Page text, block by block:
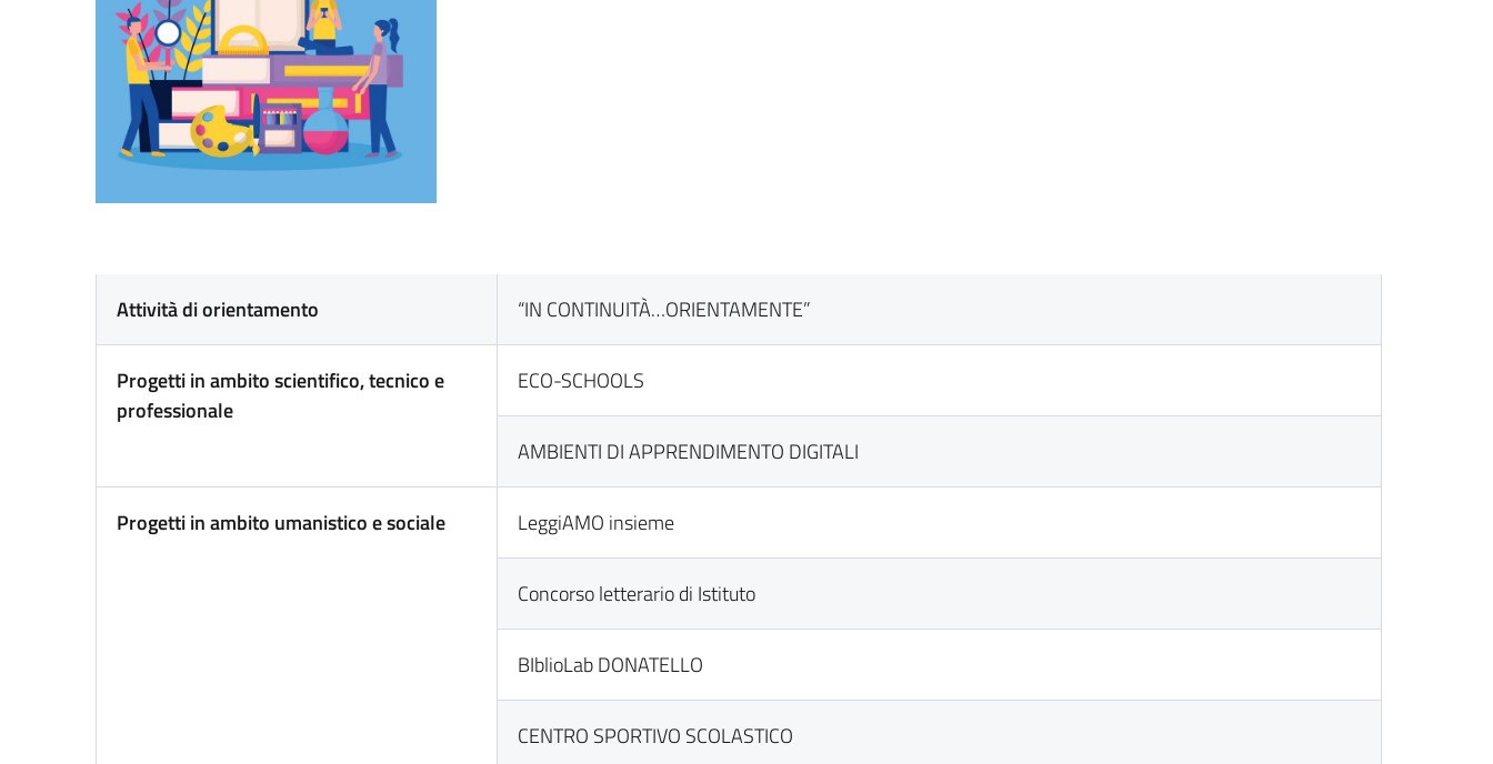
Attività di orientamento “IN CONTINUITÀ…ORIENTAMENTE”
Progetti in ambito scientifico, tecnico e
professionale
ECO-SCHOOLS
AMBIENTI DI APPRENDIMENTO DIGITALI
Progetti in ambito umanistico e sociale LeggiAMO insieme
Concorso letterario di Istituto
BIblioLab DONATELLO
CENTRO SPORTIVO SCOLASTICO